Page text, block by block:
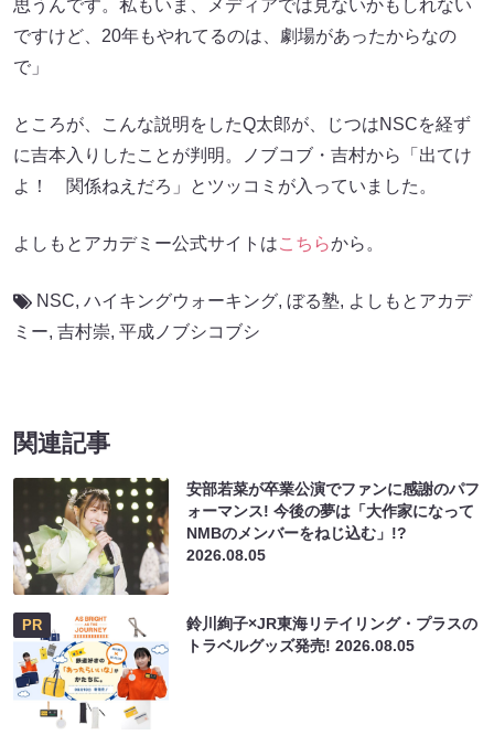
思うんです。私もいま、メディアでは見ないかもしれない
ですけど、20年もやれてるのは、劇場があったからなの
で」
ところが、こんな説明をしたQ太郎が、じつはNSCを経ず
に吉本入りしたことが判明。ノブコブ・吉村から「出てけ
よ！ 関係ねえだろ」とツッコミが入っていました。
よしもとアカデミー公式サイトはこちらから。
NSC, ハイキングウォーキング, ぼる塾, よしもとアカデ
ミー, 吉村崇, 平成ノブシコブシ
関連記事
安部若菜が卒業公演でファンに感謝のパフ
ォーマンス! 今後の夢は「大作家になって
NMBのメンバーをねじ込む」!?
2026.08.05
PR
鈴川絢子×JR東海リテイリング・プラスの
トラベルグッズ発売!2026.08.05